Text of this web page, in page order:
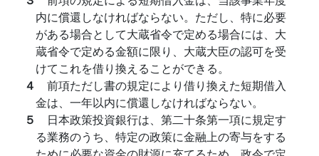
内に償還しなければならない。ただし、特に必要
がある場合として大蔵省令で定める場合には、大
蔵省令で定める金額に限り、大蔵大臣の認可を受
けてこれを借り換えることができる。
４ 前項ただし書の規定により借り換えた短期借入
金は、一年以内に償還しなければならない。
５ 日本政策投資銀行は、第二十条第一項に規定す
る業務のうち、特定の政策に金融上の寄与をする